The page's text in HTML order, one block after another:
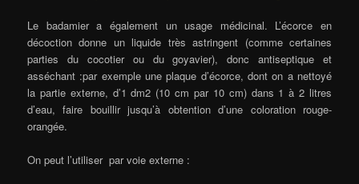
Le badamier a également un usage médicinal. L’écorce en
décoction donne un liquide très astringent (comme certaines
parties du cocotier ou du goyavier), donc antiseptique et
asséchant :par exemple une plaque d’écorce, dont on a nettoyé
la partie externe, d’1 dm2 (10 cm par 10 cm) dans 1 à 2 litres
d’eau, faire bouillir jusqu’à obtention d’une coloration rouge-
orangée.
On peut l’utiliser par voie externe :